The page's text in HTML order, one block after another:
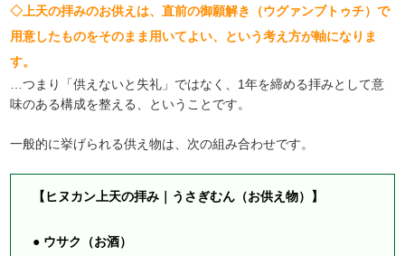
◇上天の拝みのお供えは、直前の御願解き（ウグァンブトゥチ）で
用意したものをそのまま用いてよい、という考え方が軸になりま
す。
…つまり「供えないと失礼」ではなく、1年を締める拝みとして意
味のある構成を整える、ということです。
一般的に挙げられる供え物は、次の組み合わせです。
【ヒヌカン上天の拝み｜うさぎむん（お供え物）】
● ウサク（お酒）